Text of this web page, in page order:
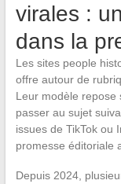
virales :
dans la
Les sites people
offre autour de
Leur modèle repose
passer au sujet
issues de TikTok ou
promesse éditoriale
Depuis 2024,